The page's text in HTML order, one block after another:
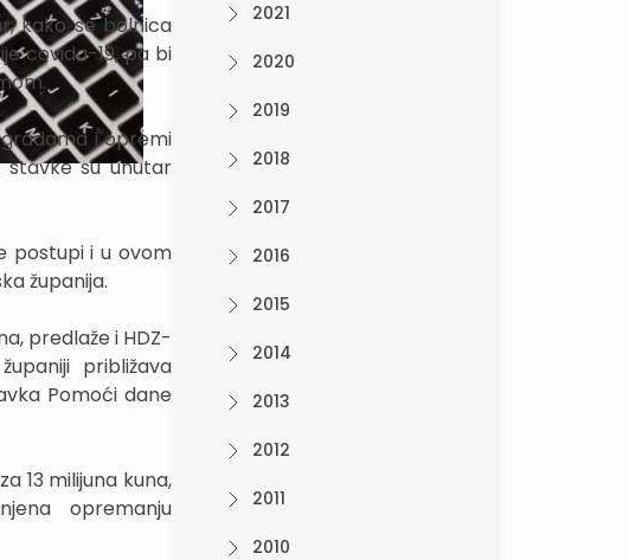
kako se bolnica
covida-19, pa bi
i opremi
stavke su unutar
postupi i u ovom
županija.
predlaže i HDZ-
približava
Pomoći dane
13 milijuna kuna,
opremanju
2021
2020
2019
2018
2017
2016
2015
2014
2013
2012
2011
2010